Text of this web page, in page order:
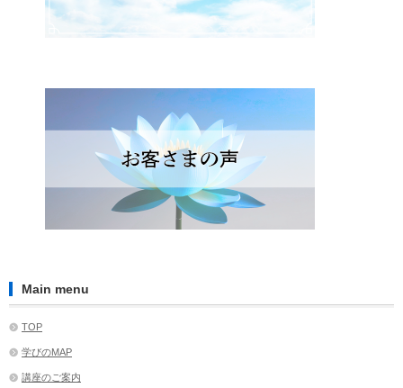
Main menu
TOP
学びのMAP
講座のご案内